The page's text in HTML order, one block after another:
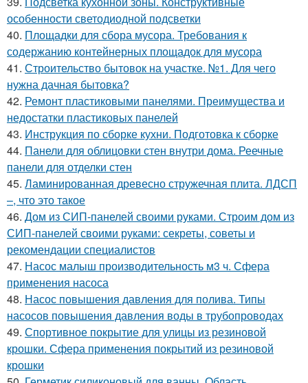
особенности светодиодной подсветки
40. Площадки для сбора мусора. Требования к
содержанию контейнерных площадок для мусора
41. Строительство бытовок на участке. №1. Для чего
нужна дачная бытовка?
42. Ремонт пластиковыми панелями. Преимущества и
недостатки пластиковых панелей
43. Инструкция по сборке кухни. Подготовка к сборке
44. Панели для облицовки стен внутри дома. Реечные
панели для отделки стен
45. Ламинированная древесно стружечная плита. ЛДСП
–, что это такое
46. Дом из СИП-панелей своими руками. Строим дом из
СИП-панелей своими руками: секреты, советы и
рекомендации специалистов
47. Насос малыш производительность м3 ч. Сфера
применения насоса
48. Насос повышения давления для полива. Типы
насосов повышения давления воды в трубопроводах
49. Спортивное покрытие для улицы из резиновой
крошки. Сфера применения покрытий из резиновой
крошки